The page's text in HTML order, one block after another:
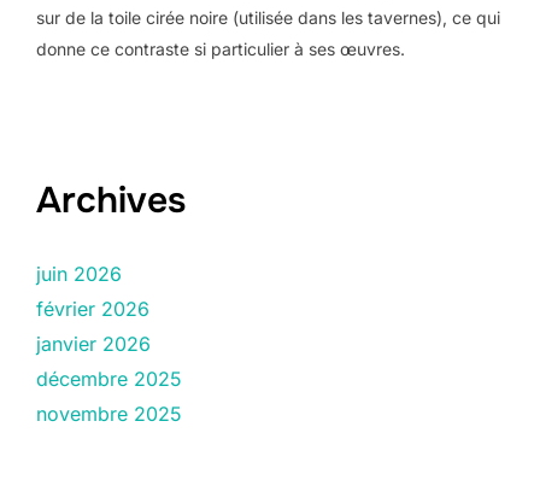
sur de la toile cirée noire (utilisée dans les tavernes), ce qui
donne ce contraste si particulier à ses œuvres.
Archives
juin 2026
février 2026
janvier 2026
décembre 2025
novembre 2025